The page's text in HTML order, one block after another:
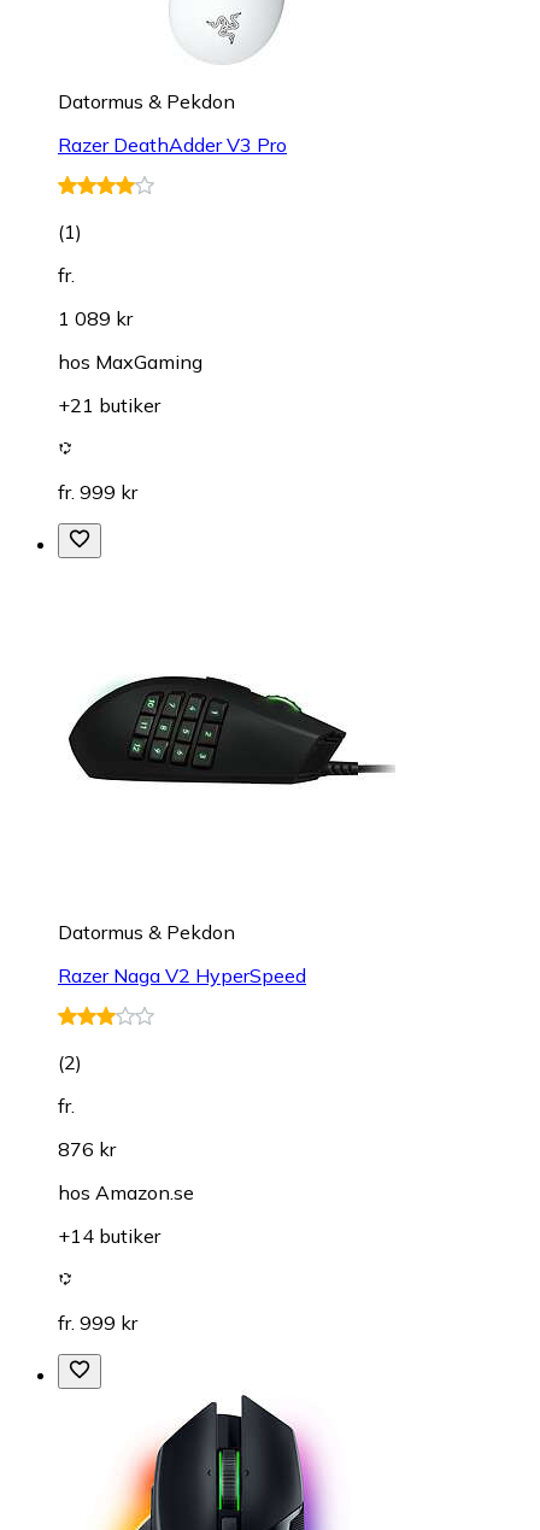
Datormus & Pekdon
Razer DeathAdder V3 Pro
(1)
fr.
1 089 kr
hos MaxGaming
+21 butiker
fr. 999 kr
Datormus & Pekdon
Razer Naga V2 HyperSpeed
(2)
fr.
876 kr
hos Amazon.se
+14 butiker
fr. 999 kr